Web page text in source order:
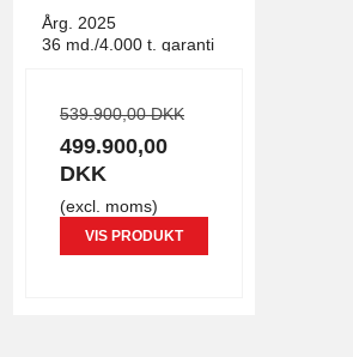
Årg. 2025
36 md./4.000 t. garanti
539.900,00 DKK
499.900,00
DKK
(excl. moms)
VIS PRODUKT